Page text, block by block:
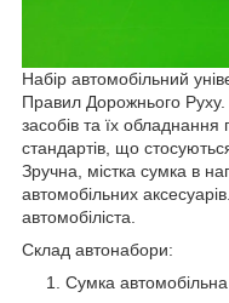
Набір автомобільний
Правил Дорожнього Руху.
засобів та їх обладнання
стандартів, що
Зручна, містка сумка в
автомобільних
автомобіліста.
Склад автонабори:
Сумка